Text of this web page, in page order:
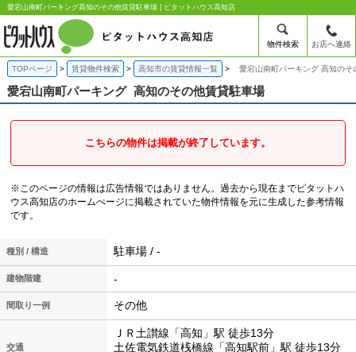
愛宕山南町パーキング高知のその他賃貸駐車場 | ピタットハウス高知店
物件検索 お店へ連絡
TOPページ 賃貸物件検索 高知市の賃貸情報一覧 愛宕山南町パーキング 高知のそ
愛宕山南町パーキング 高知のその他賃貸駐車場
こちらの物件は掲載が終了しています。
※このページの情報は広告情報ではありません。過去から現在までピタットハ
ウス高知店のホームぺージに掲載されていた物件情報を元に生成した参考情報
です。
種別 / 構造 駐車場 / -
建物階建 -
間取り一例 その他
交通
ＪＲ土讃線「高知」駅 徒歩13分
土佐電気鉄道桟橋線「高知駅前」駅 徒歩13分